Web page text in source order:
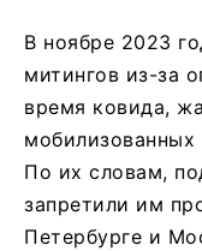
В ноябре 2023
митингов из-за
время ковида,
По их словам,
запретили им
Петербурге и